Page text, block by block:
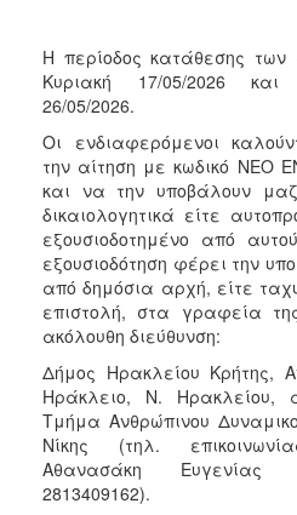
Η περίοδος κατάθεσης των
Κυριακή 17/05/2026 και
26/05/2026.
Οι ενδιαφερόμενοι
την αίτηση με κωδικό ΝΕΟ
και να την υποβάλουν
δικαιολογητικά είτε
εξουσιοδοτημένο από
εξουσιοδότηση φέρει την
από δημόσια αρχή, είτε
επιστολή, στα γραφεία
ακόλουθη διεύθυνση:
Δήμος Ηρακλείου Κρήτης,
Ηράκλειο, Ν. Ηρακλείου,
Τμήμα Ανθρώπινου
Νίκης (τηλ.
Αθανασάκη Ευγενίας
2813409162).